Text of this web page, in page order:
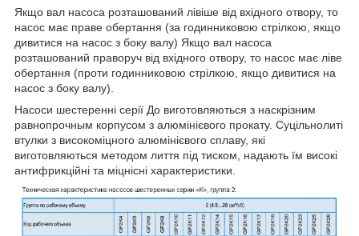
Якщо вал насоса розташований лівіше від вхідного отвору, то
насос має праве обертання (за годинниковою стрілкою, якщо
дивитися на насос з боку валу) Якщо вал насоса
розташований праворуч від вхідного отвору, то насос має ліве
обертання (проти годинниковою стрілкою, якщо дивитися на
насос з боку валу).
Насоси шестеренні серії До виготовляються з наскрізним
равнопрочным корпусом з алюмінієвого прокату. Суцільнолиті
втулки з високоміцного алюмінієвого сплаву, які
виготовляються методом лиття під тиском, надають їм високі
антифрикційні та міцнісні характеристики.